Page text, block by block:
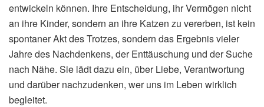
entwickeln können. Ihre Entscheidung, ihr Vermögen nicht
an ihre Kinder, sondern an ihre Katzen zu vererben, ist kein
spontaner Akt des Trotzes, sondern das Ergebnis vieler
Jahre des Nachdenkens, der Enttäuschung und der Suche
nach Nähe. Sie lädt dazu ein, über Liebe, Verantwortung
und darüber nachzudenken, wer uns im Leben wirklich
begleitet.